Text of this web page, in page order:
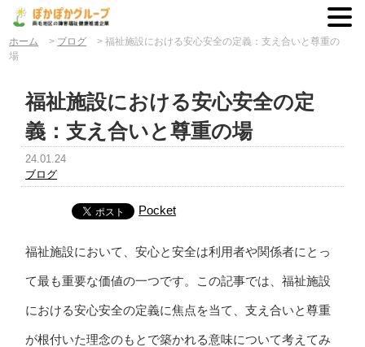
ホーム > ブログ >福祉施設における安心安全の定義：支え合いと尊重の
場
福祉施設における安心安全の定
義：支え合いと尊重の場
24.01.24
ブログ
Pocket
福祉施設において、安心と安全は利用者や関係者にとっ
て最も重要な価値の一つです。この記事では、福祉施設
における安心安全の定義に焦点を当て、支え合いと尊重
が根付いた理念のもとで築かれる意味について考えてみ